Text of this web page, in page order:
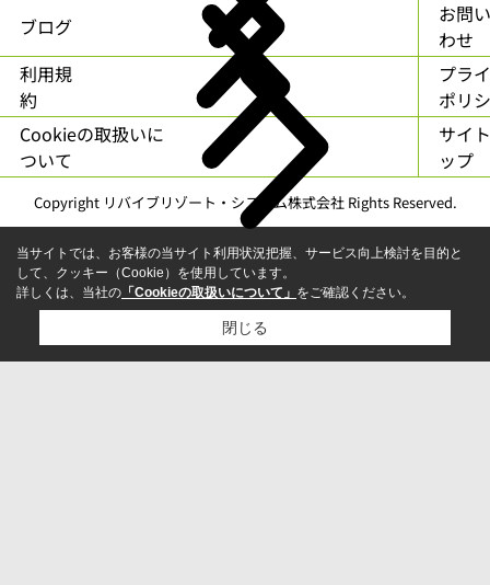
ブログ
お問
わせ
利用規
約
プラ
ポリ
Cookieの取扱いに
ついて
サイ
ップ
Copyright リバイブリゾート・システム株式会社 Rights Reserved.
当サイトでは、お客様の当サイト利用状況把握、サービス向上検討を目的と
して、クッキー（Cookie）を使用しています。
詳しくは、当社の 「Cookieの取扱いについて」 をご確認ください。
閉じる